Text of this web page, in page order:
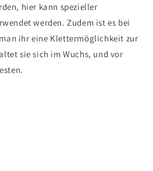
hier kann spezieller
werden. Zudem ist es bei
ihr eine Klettermöglichkeit zur
sie sich im Wuchs, und vor